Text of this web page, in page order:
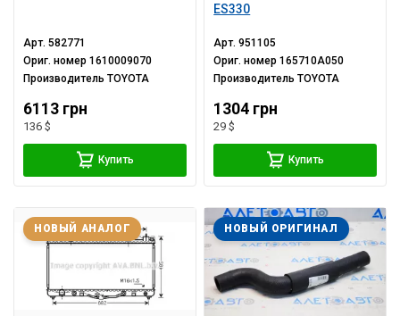
Арт.582771
Ориг. номер1610009070
ПроизводительTOYOTA
6113 грн
136 $
Купить
ES330
Арт.951105
Ориг. номер165710A050
ПроизводительTOYOTA
1304 грн
29 $
Купить
НОВЫЙ АНАЛОГ НОВЫЙ ОРИГИНАЛ